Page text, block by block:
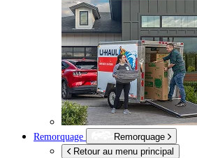
Remorquage
Remorquage
Retour au menu principal